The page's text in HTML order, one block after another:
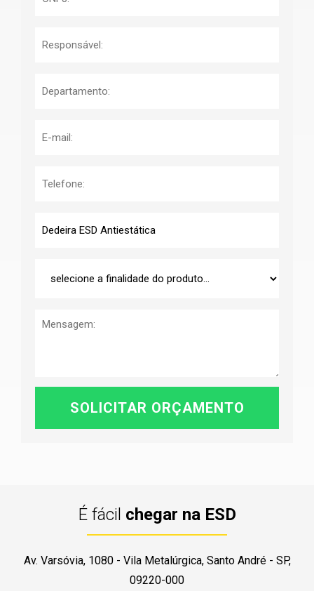
É fácil chegar na ESD
Av. Varsóvia, 1080 - Vila Metalúrgica, Santo André - SP,
09220-000